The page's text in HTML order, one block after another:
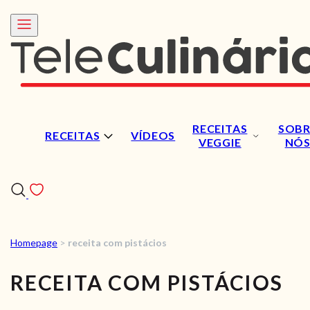
RECEITAS VÍDEOS
RECEITAS
VEGGIE
NÓS
RECEITAS
VÍDEOS
Homepage > receita com pistácios
RECEITA COM PISTÁCIOS